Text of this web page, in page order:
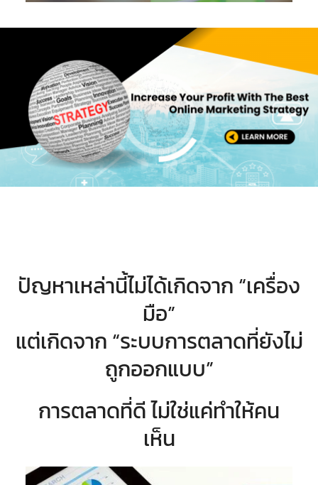
ปัญหาเหล่านี้ไม่ได้เกิดจาก “เครื่อง
มือ”
แต่เกิดจาก “ระบบการตลาดที่ยังไม่
ถูกออกแบบ”
การตลาดที่ดี ไม่ใช่แค่ทำให้คน
เห็น